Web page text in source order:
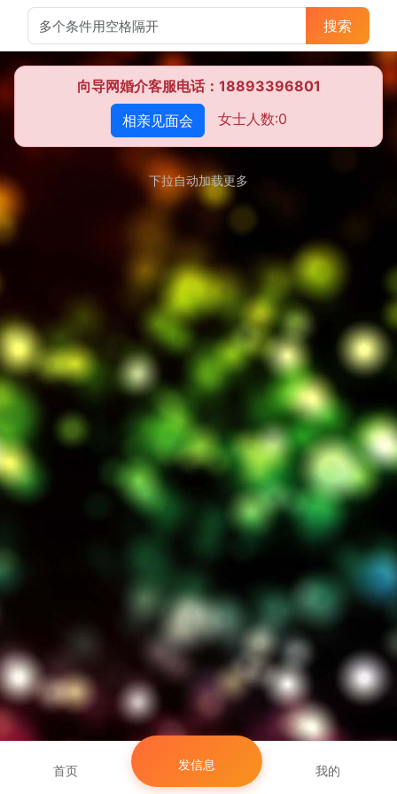
搜索
向导网婚介客服电话：18893396801
相亲见面会
女士人数:0
下拉自动加载更多
首页 发信息 我的